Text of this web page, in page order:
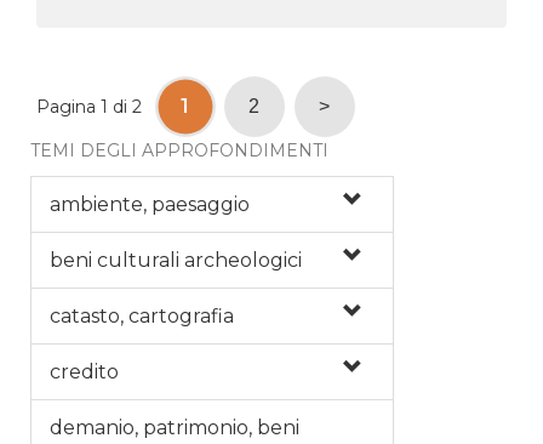
Pagina 1 di 2 1 2 >
TEMI DEGLI APPROFONDIMENTI
ambiente, paesaggio
beni culturali archeologici
catasto, cartografia
credito
demanio, patrimonio, beni